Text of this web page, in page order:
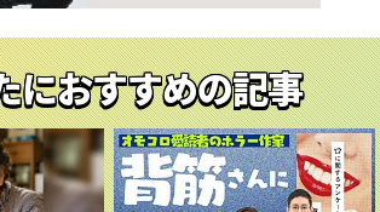
におすすめの記事